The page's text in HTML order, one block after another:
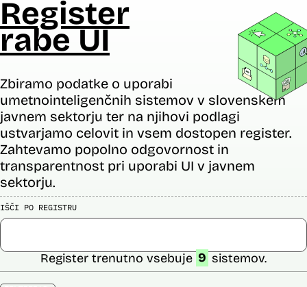
Register
rabe UI
Zbiramo podatke o uporabi
umetnointeligenčnih sistemov v slovenskem
javnem sektorju ter na njihovi podlagi
ustvarjamo celovit in vsem dostopen register.
Zahtevamo popolno odgovornost in
transparentnost pri uporabi UI v javnem
sektorju.
IŠČI PO REGISTRU
Register trenutno vsebuje 9 sistemov.